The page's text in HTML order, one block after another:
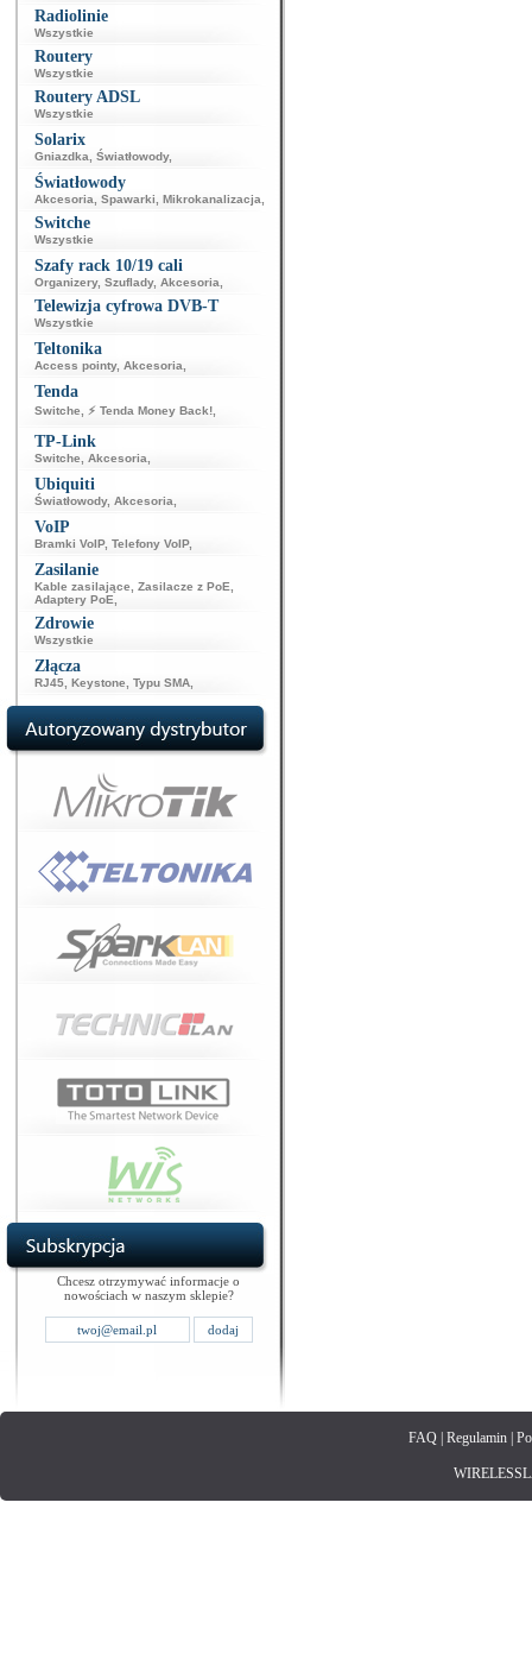
Radiolinie
Wszystkie
Routery
Wszystkie
Routery ADSL
Wszystkie
Solarix
Gniazdka Światłowody,
Światłowody
Akcesoria Spawarki Mikrokanalizacja
Switche
Wszystkie
Szafy rack 10/19 cali
Organizery, Szuflady, Akcesoria
Telewizja cyfrowa DVB-T
Wszystkie
Teltonika
Access pointy, Akcesoria
Tenda
Switche ⚡ Tenda Money Back!
TP-Link
Switche Akcesoria
Ubiquiti
Światłowody, Akcesoria
VoIP
Bramki VoIP, Telefony VoIP,
Zasilanie
Kable zasilające Zasilacze z PoE
Adaptery PoE
Zdrowie
Wszystkie
Złącza
RJ45 Keystone Typu SMA
Chcesz otrzymywać informacje o
nowościach w naszym sklepie?
FAQ| Regulamin|